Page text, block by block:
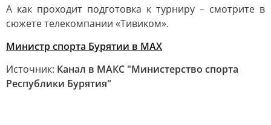
А как проходит подготовка к турниру – смотрите в
сюжете телекомпании «Тивиком».
Министр спорта Бурятии в МАХ
Источник: Канал в МАКС "Министерство спорта
Республики Бурятия"